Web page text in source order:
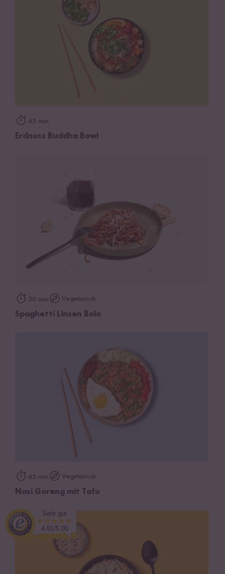
45 min
Erdnuss Buddha Bowl
30 min Vegetarisch
Spaghetti Linsen Bolo
45 min Vegetarisch
Nasi Goreng mit Tofu
Sehr gut
4.81/5.00